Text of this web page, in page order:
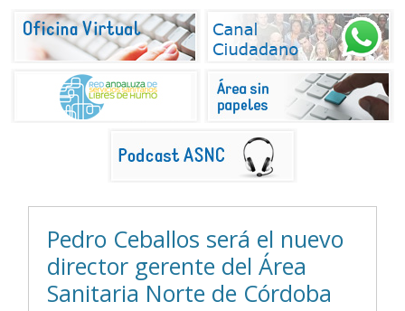
Pedro Ceballos será el nuevo
director gerente del Área
Sanitaria Norte de Córdoba